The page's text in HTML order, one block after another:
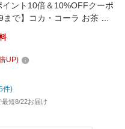
イント10倍＆10%OFFクーポ
まで】コカ・コーラ お茶 綾
ペットボトル 24本入り×2ケ
楽天モバイル最強感謝祭】
UP)
件)
短8/22お届け